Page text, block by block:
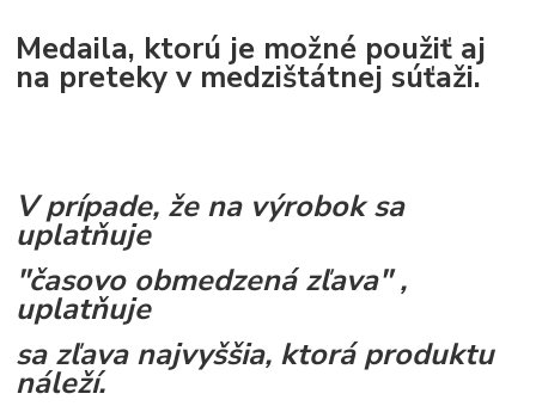
Medaila, ktorú je možné použiť aj
na preteky v medzištátnej súťaži.
V prípade, že na výrobok sa
uplatňuje
"časovo obmedzená zľava" ,
uplatňuje
sa zľava najvyššia, ktorá produktu
náleží.